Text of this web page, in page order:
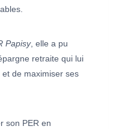
Papisy, elle a pu
retraite qui lui
et de maximiser ses
son PER en